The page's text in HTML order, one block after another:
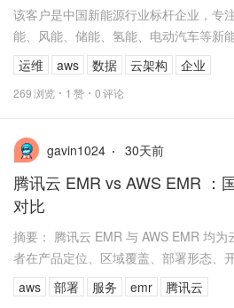
该客户是中国新能源行业标杆企业，专
能、风能、储能、氢能、电动汽车等新
设备的研发、生产、销售和服务，核心产
逆变器出货量2023年全球第一、20...
运维 aws 数据 云架构 企业
269浏览 1 赞 0评论
gavin1024 30天前
腾讯云 EMR vs AWS EMR ：
对比
摘要： 腾讯云 EMR 与 AWS EMR 均
者在产品定位、区域覆盖、部署形态、
安全能力等维度存在差异。本文从...
aws 部署 服务 emr 腾讯云